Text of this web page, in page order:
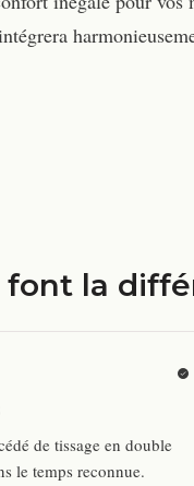
font la
de tissage en double
le temps reconnue.